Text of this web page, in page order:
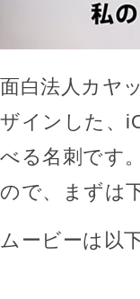
面白法人カヤ
ザインした、
べる名刺です
ので、まずは
ムービーは以